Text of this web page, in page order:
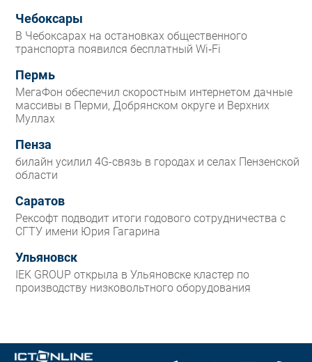
Чебоксары
В Чебоксарах на остановках общественного
транспорта появился бесплатный Wi‑Fi
Пермь
МегаФон обеспечил скоростным интернетом дачные
массивы в Перми, Добрянском округе и Верхних
Муллах
Пенза
билайн усилил 4G-связь в городах и селах Пензенской
области
Саратов
Рексофт подводит итоги годового сотрудничества с
СГТУ имени Юрия Гагарина
Ульяновск
IEK GROUP открыла в Ульяновске кластер по
производству низковольтного оборудования